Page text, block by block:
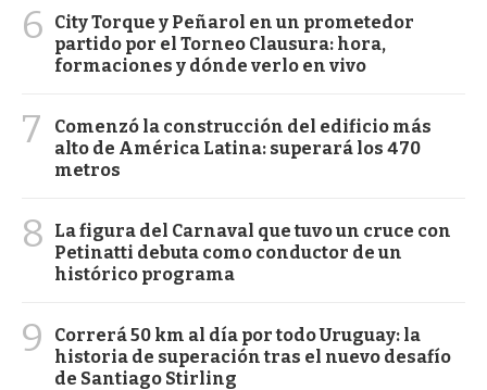
6
City Torque y Peñarol en un prometedor
partido por el Torneo Clausura: hora,
formaciones y dónde verlo en vivo
7
Comenzó la construcción del edificio más
alto de América Latina: superará los 470
metros
8
La figura del Carnaval que tuvo un cruce con
Petinatti debuta como conductor de un
histórico programa
9
Correrá 50 km al día por todo Uruguay: la
historia de superación tras el nuevo desafío
de Santiago Stirling